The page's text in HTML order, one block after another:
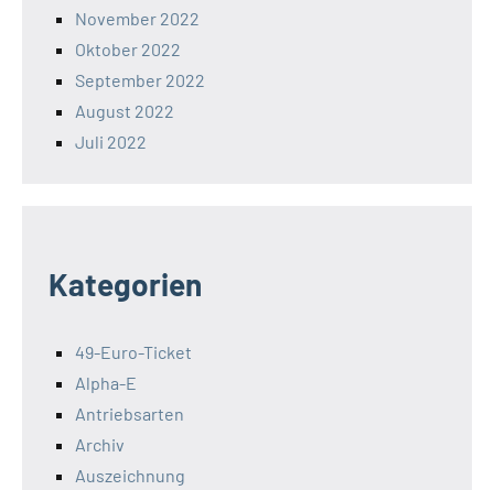
November 2022
Oktober 2022
September 2022
August 2022
Juli 2022
Kategorien
49-Euro-Ticket
Alpha-E
Antriebsarten
Archiv
Auszeichnung